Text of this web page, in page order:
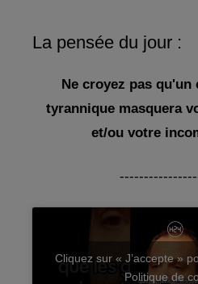
La pensée du jour :
Ne croyez pas qu'un
tyrannique masquera
et/ou votre
Cliquez sur « J’accepte »
Politique de